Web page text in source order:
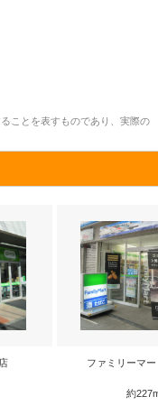
ことを表すものであり、実際の
ファミリーマ
約